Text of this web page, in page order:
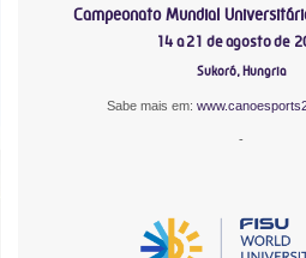
Campeonato Mundial
14 a 21 de agosto de
Sukoró, Hungria
Sabe mais em:
-